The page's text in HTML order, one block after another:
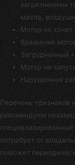
загрязнением
масла,
Мотор не хочет
Вращение
Затрудненный
Мотор не
Нарушенная
Перечень признаков
рекомендуем
потребует от
поможет